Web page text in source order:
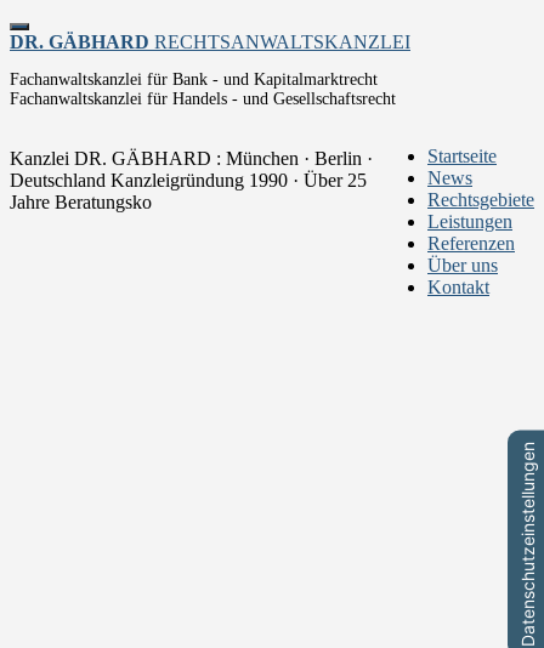
Toggle
navigation
DR. GÄBHARD RECHTSANWALTSKANZLEI
Fachanwaltskanzlei für Bank - und Kapitalmarktrecht
Fachanwaltskanzlei für Handels - und Gesellschaftsrecht
Startseite
News
Rechtsgebiete
Leistungen
Referenzen
Über uns
Kontakt
Kanzlei DR. GÄBHARD : München · Berlin ·
Deutschland Kanzleigründung 1990 · Über 25
Jahre Beratungsko
Datenschutzeinstellungen